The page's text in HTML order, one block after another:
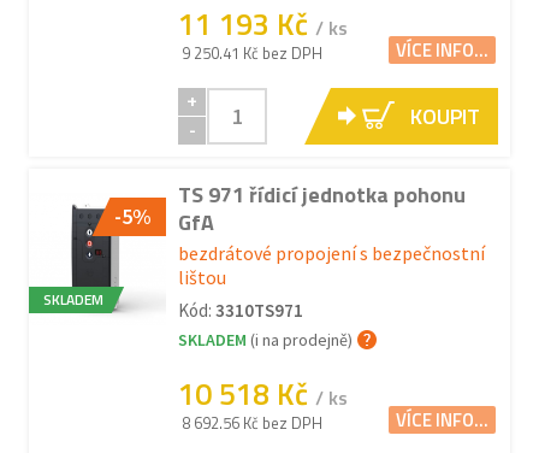
11 193 Kč / ks
9 250.41 Kč bez DPH VÍCE INFO...
+
-
KOUPIT
-5%
SKLADEM
TS 971 řídicí jednotka pohonu
GfA
bezdrátové propojení s bezpečnostní
lištou
Kód: 3310TS971
SKLADEM (i na prodejně)
10 518 Kč / ks
8 692.56 Kč bez DPH VÍCE INFO...